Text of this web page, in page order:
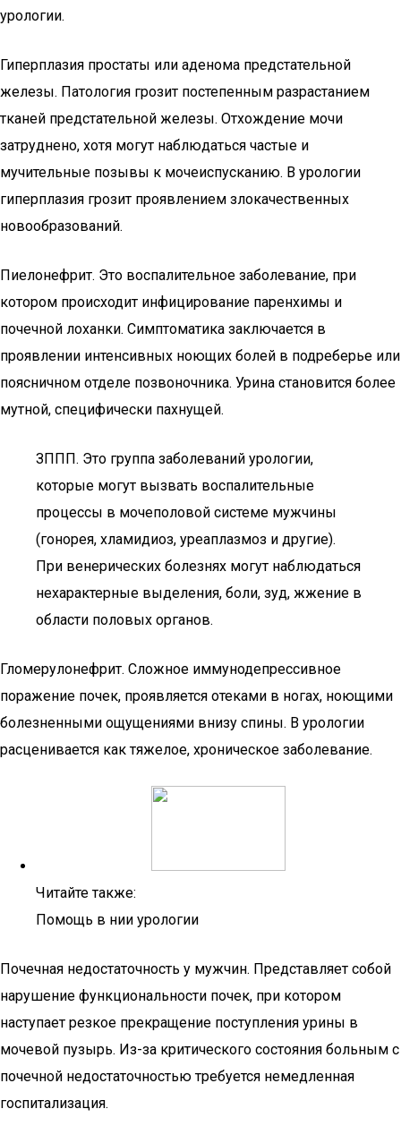
урологии.
Гиперплазия простаты или аденома предстательной
железы. Патология грозит постепенным разрастанием
тканей предстательной железы. Отхождение мочи
затруднено, хотя могут наблюдаться частые и
мучительные позывы к мочеиспусканию. В урологии
гиперплазия грозит проявлением злокачественных
новообразований.
Пиелонефрит. Это воспалительное заболевание, при
котором происходит инфицирование паренхимы и
почечной лоханки. Симптоматика заключается в
проявлении интенсивных ноющих болей в подреберье или
поясничном отделе позвоночника. Урина становится более
мутной, специфически пахнущей.
ЗППП. Это группа заболеваний урологии,
которые могут вызвать воспалительные
процессы в мочеполовой системе мужчины
(гонорея, хламидиоз, уреаплазмоз и другие).
При венерических болезнях могут наблюдаться
нехарактерные выделения, боли, зуд, жжение в
области половых органов.
Гломерулонефрит. Сложное иммунодепрессивное
поражение почек, проявляется отеками в ногах, ноющими
болезненными ощущениями внизу спины. В урологии
расценивается как тяжелое, хроническое заболевание.
Читайте также:
Помощь в нии урологии
Почечная недостаточность у мужчин. Представляет собой
нарушение функциональности почек, при котором
наступает резкое прекращение поступления урины в
мочевой пузырь. Из-за критического состояния больным с
почечной недостаточностью требуется немедленная
госпитализация.